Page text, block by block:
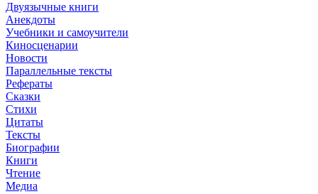
Двуязычные книги
Анекдоты
Учебники и самоучители
Киносценарии
Новости
Параллельные тексты
Рефераты
Сказки
Стихи
Цитаты
Тексты
Биографии
Книги
Чтение
Медиа